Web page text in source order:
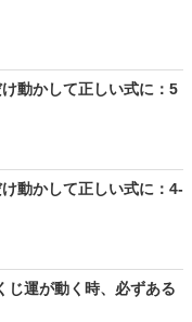
動かして正しい式に：5
動かして正しい式に：4-
じ運が動く時、必ずある